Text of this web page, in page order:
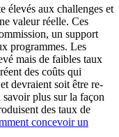
élevés aux challenges et
valeur réelle. Ces
un support
programmes. Les
mais de faibles taux
des coûts qui
devraient soit être re-
plus sur la façon
des taux de
concevoir un